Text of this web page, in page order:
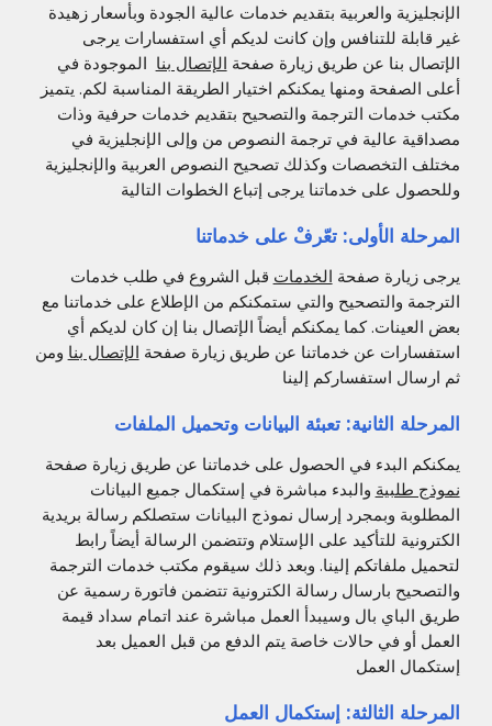
الإنجليزية والعربية بتقديم خدمات عالية الجودة وبأسعار زهيدة
غير قابلة للتنافس وإن كانت لديكم أي استفسارات يرجى
الإتصال بنا عن طريق زيارة صفحة الإتصال بنا الموجودة في
أعلى الصفحة ومنها يمكنكم اختيار الطريقة المناسبة لكم. يتميز
مكتب خدمات الترجمة والتصحيح بتقديم خدمات حرفية وذات
مصداقية عالية في ترجمة النصوص من وإلى الإنجليزية في
مختلف التخصصات وكذلك تصحيح النصوص العربية والإنجليزية
وللحصول على خدماتنا يرجى إتباع الخطوات التالية
المرحلة الأولى: تعّرفْ على خدماتنا
يرجى زيارة صفحة الخدمات قبل الشروع في طلب خدمات
الترجمة والتصحيح والتي ستمكنكم من الإطلاع على خدماتنا مع
بعض العينات. كما يمكنكم أيضاً الإتصال بنا إن كان لديكم أي
استفسارات عن خدماتنا عن طريق زيارة صفحة الإتصال بنا ومن
ثم ارسال استفساركم إلينا
المرحلة الثانية: تعبئة البيانات وتحميل الملفات
يمكنكم البدء في الحصول على خدماتنا عن طريق زيارة صفحة
نموذج طلبية والبدء مباشرة في إستكمال جميع البيانات
المطلوبة وبمجرد إرسال نموذج البيانات ستصلكم رسالة بريدية
الكترونية للتأكيد على الإستلام وتتضمن الرسالة أيضاً رابط
لتحميل ملفاتكم إلينا. وبعد ذلك سيقوم مكتب خدمات الترجمة
والتصحيح بارسال رسالة الكترونية تتضمن فاتورة رسمية عن
طريق الباي بال وسيبدأ العمل مباشرة عند اتمام سداد قيمة
العمل أو في حالات خاصة يتم الدفع من قبل العميل بعد
إستكمال العمل
المرحلة الثالثة: إستكمال العمل